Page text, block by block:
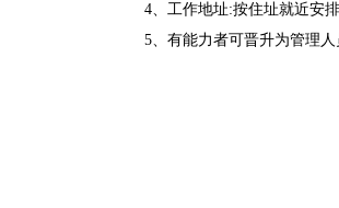
4、工作地址:按住址就近安排
5、有能力者可晋升为管理人